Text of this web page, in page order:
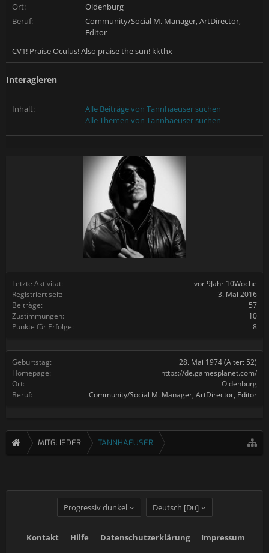
Letzte Aktivität:
vor 9Jahr 10Woche
Registriert seit:
3. Mai 2016
Beiträge:
57
Zustimmungen:
10
Punkte für Erfolge:
8
Geburtstag: 28. Mai 1974(Alter: 52)
Homepage:
https://de.gamesplanet.com/
Ort:
Oldenburg
Beruf:
Community/Social M. Manager, ArtDirector, Editor
Ort:
Oldenburg
Beruf:
Community/Social M. Manager, ArtDirector,
Editor
CV1! Praise Oculus! Also praise the sun! kkthx
Interagieren
Inhalt:
Alle Beiträge von Tannhaeuser suchen
Alle Themen von Tannhaeuser suchen
MITGLIEDER TANNHAEUSER
Progressiv dunkel Deutsch [Du]
Kontakt Hilfe Datenschutzerklärung Impressum